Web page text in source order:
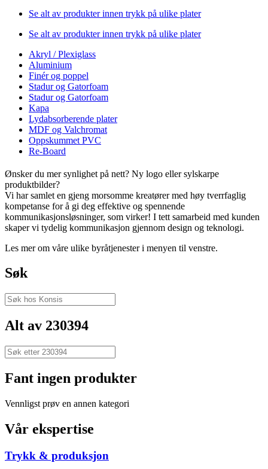
Se alt av produkter innen trykk på ulike plater
Se alt av produkter innen trykk på ulike plater
Akryl / Plexiglass
Aluminium
Finér og poppel
Stadur og Gatorfoam
Stadur og Gatorfoam
Kapa
Lydabsorberende plater
MDF og Valchromat
Oppskummet PVC
Re-Board
Ønsker du mer synlighet på nett? Ny logo eller sylskarpe
produktbilder?
Vi har samlet en gjeng morsomme kreatører med høy tverrfaglig
kompetanse for å gi deg effektive og spennende
kommunikasjonsløsninger, som virker! I tett samarbeid med kunden
skaper vi tydelig kommunikasjon gjennom design og teknologi.
Les mer om våre ulike byråtjenester i menyen til venstre.
Søk
Alt av 230394
Fant ingen produkter
Vennligst prøv en annen kategori
Vår ekspertise
Trykk & produksjon